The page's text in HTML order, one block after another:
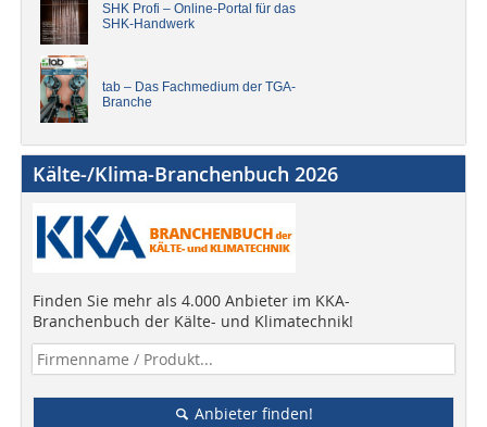
SHK Profi – Online-Portal für das
SHK-Handwerk
tab – Das Fachmedium der TGA-
Branche
Kälte-/Klima-Branchenbuch 2026
Finden Sie mehr als 4.000 Anbieter im KKA-
Branchenbuch der Kälte- und Klimatechnik!
Anbieter finden!